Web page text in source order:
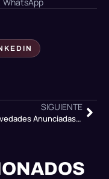
SIGUIENTE
Novedades Anunciadas en la Conferencia Facebook F8 2019